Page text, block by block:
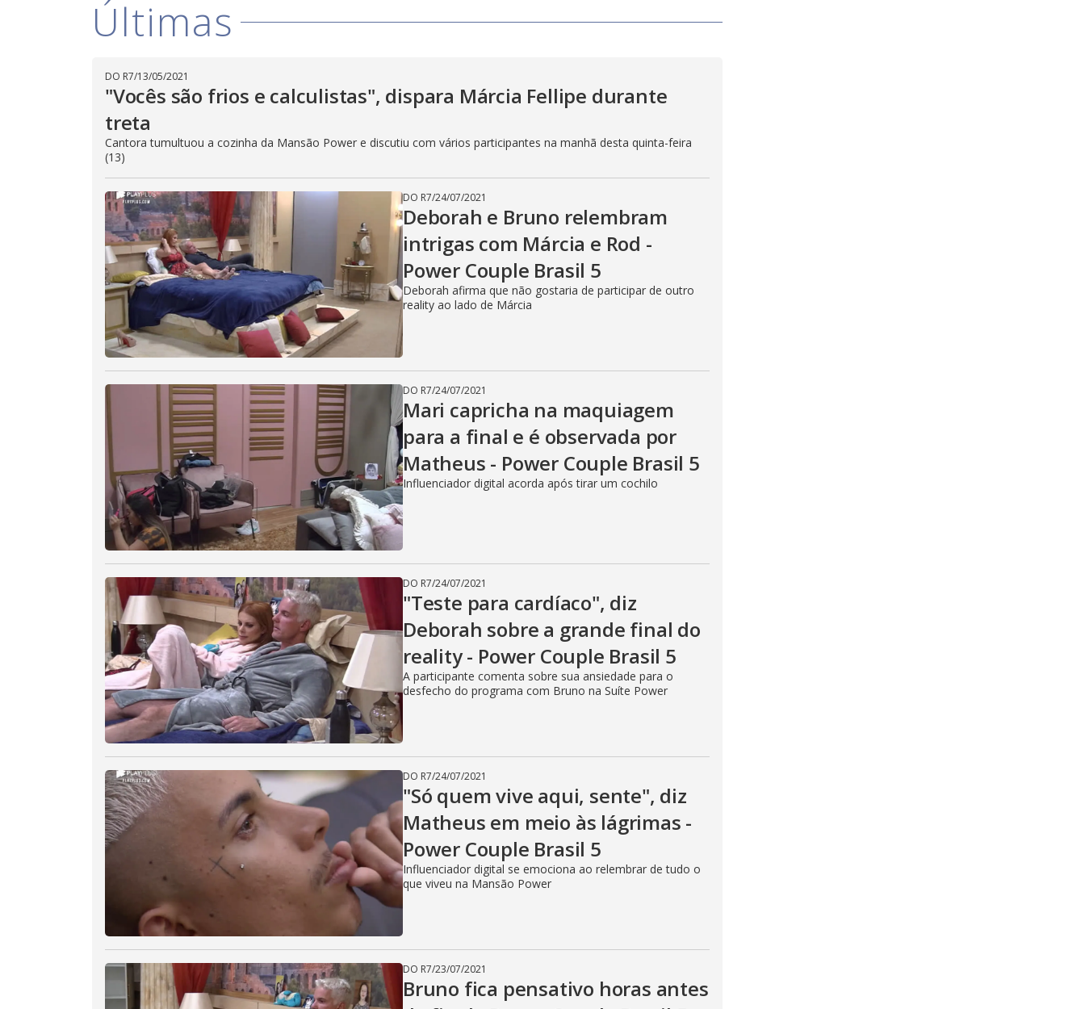
V
i
d
e
o
Últimas
DO R7/13/05/2021
"Vocês são frios e calculistas", dispara Márcia Fellipe durante
treta
Cantora tumultuou a cozinha da Mansão Power e discutiu com vários participantes na manhã desta quinta-feira
(13)
DO R7/24/07/2021
Deborah e Bruno relembram
intrigas com Márcia e Rod -
Power Couple Brasil 5
Deborah afirma que não gostaria de participar de outro
reality ao lado de Márcia
DO R7/24/07/2021
Mari capricha na maquiagem
para a final e é observada por
Matheus - Power Couple Brasil 5
Influenciador digital acorda após tirar um cochilo
DO R7/24/07/2021
"Teste para cardíaco", diz
Deborah sobre a grande final do
reality - Power Couple Brasil 5
A participante comenta sobre sua ansiedade para o
desfecho do programa com Bruno na Suíte Power
DO R7/24/07/2021
"Só quem vive aqui, sente", diz
Matheus em meio às lágrimas -
Power Couple Brasil 5
Influenciador digital se emociona ao relembrar de tudo o
que viveu na Mansão Power
DO R7/23/07/2021
Bruno fica pensativo horas antes